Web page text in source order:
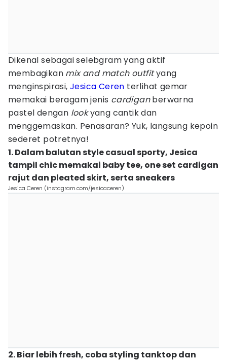
Dikenal sebagai selebgram yang aktif
membagikan mix and match outfityang
menginspirasi,Jesica Ceren terlihat gemar
memakai beragam jenis cardiganberwarna
pastel dengan lookyang cantik dan
menggemaskan. Penasaran? Yuk, langsung kepoin
sederet potretnya!
1. Dalam balutan style casual sporty, Jesica
tampil chic memakai baby tee, one set cardigan
rajut dan pleated skirt, serta sneakers
Jesica Ceren (instagram.com/jesicaceren)
2. Biar lebih fresh, coba styling tanktop dan